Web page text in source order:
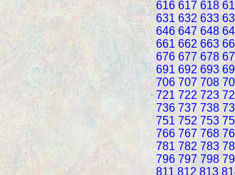
616 617 618
631 632 633
646 647 648
661 662 663
676 677 678
691 692 693
706 707 708
721 722 723
736 737 738
751 752 753
766 767 768
781 782 783
796 797 798
811 812 813